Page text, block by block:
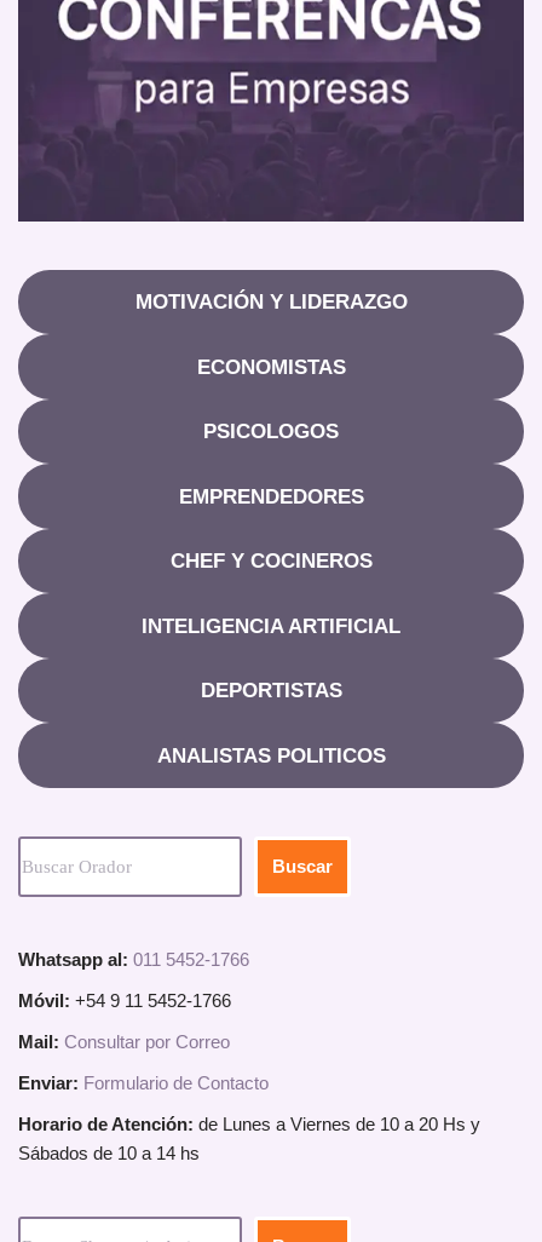
MOTIVACIÓN Y LIDERAZGO
ECONOMISTAS
PSICOLOGOS
EMPRENDEDORES
CHEF Y COCINEROS
INTELIGENCIA ARTIFICIAL
DEPORTISTAS
ANALISTAS POLITICOS
Buscar
Whatsapp al: 011 5452-1766
Móvil: +54 9 11 5452-1766
Mail: Consultar por Correo
Enviar: Formulario de Contacto
Horario de Atención: de Lunes a Viernes de 10 a 20 Hs y
Sábados de 10 a 14 hs